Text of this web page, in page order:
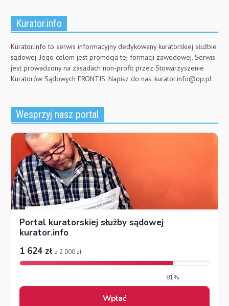
Kurator.info
Kurator.info to serwis informacyjny dedykowany kuratorskiej służbie
sądowej. Jego celem jest promocja tej formacji zawodowej. Serwis
jest prowadzony na zasadach non-profit przez Stowarzyszenie
Kuratorów Sądowych FRONTIS. Napisz do nas: kurator.info@op.pl
Wesprzyj nasz portal